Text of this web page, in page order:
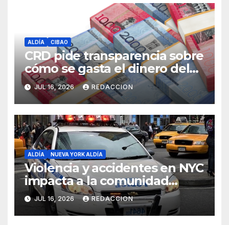
ALDÍA CIBAO
CRD pide transparencia sobre
cómo se gasta el dinero del
Seguro Familiar de Salud
JUL 16, 2026 REDACCION
ALDÍA NUEVA YORK ALDÍA
Violencia y accidentes en NYC
impacta a la comunidad
dominicana
JUL 16, 2026 REDACCION